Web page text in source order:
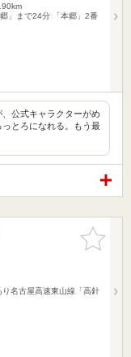
」まで24分 「本郷」2番
公式キャラクターがめ
とろになれる。もう最
お気に入
りに追加
名古屋高速東山線「高針